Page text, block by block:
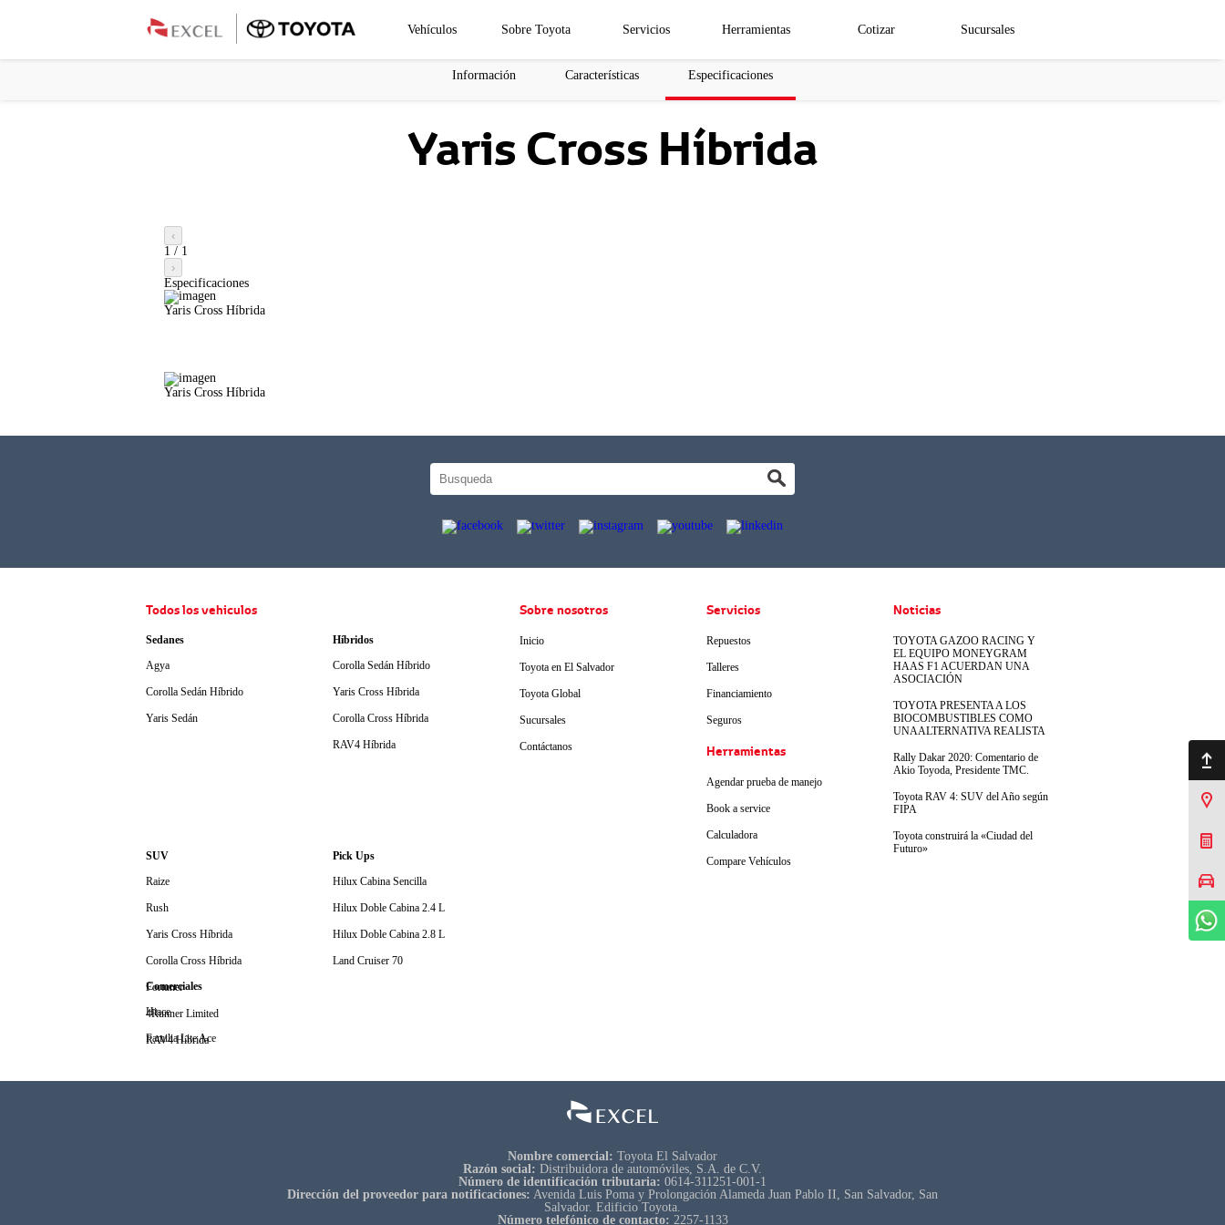
Vehículos Sobre Toyota Servicios Herramientas Cotizar Sucursales
Información Características Especificaciones
Yaris Cross Híbrida
‹
1 / 1
›
Especificaciones
Yaris Cross Híbrida
Yaris Cross Híbrida
Todos los vehiculos
Sedanes
Agya
Corolla Sedán Híbrido
Yaris Sedán
Híbridos
Corolla Sedán Híbrido
Yaris Cross Híbrida
Corolla Cross Híbrida
RAV4 Híbrida
SUV
Raize
Rush
Yaris Cross Híbrida
Corolla Cross Híbrida
Fortuner
4Runner Limited
RAV4 Híbrida
Pick Ups
Hilux Cabina Sencilla
Hilux Doble Cabina 2.4 L
Hilux Doble Cabina 2.8 L
Land Cruiser 70
Comerciales
Hiace
Familia Lite Ace
Sobre nosotros
Inicio
Toyota en El Salvador
Toyota Global
Sucursales
Contáctanos
Servicios
Repuestos
Talleres
Financiamiento
Seguros
Herramientas
Agendar prueba de manejo
Book a service
Calculadora
Compare Vehículos
Noticias
TOYOTA GAZOO RACING Y
EL EQUIPO MONEYGRAM
HAAS F1 ACUERDAN UNA
ASOCIACIÓN
TOYOTA PRESENTA A LOS
BIOCOMBUSTIBLES COMO
UNAALTERNATIVA REALISTA
Rally Dakar 2020: Comentario de
Akio Toyoda, Presidente TMC.
Toyota RAV 4: SUV del Año según
FIPA
Toyota construirá la «Ciudad del
Futuro»
Nombre comercial: Toyota El Salvador
Razón social: Distribuidora de automóviles, S.A. de C.V.
Número de identificación tributaria: 0614-311251-001-1
Dirección del proveedor para notificaciones: Avenida Luis Poma y Prolongación Alameda Juan Pablo II, San Salvador, San
Salvador. Edificio Toyota.
Número telefónico de contacto: 2257-1133
Sucursales